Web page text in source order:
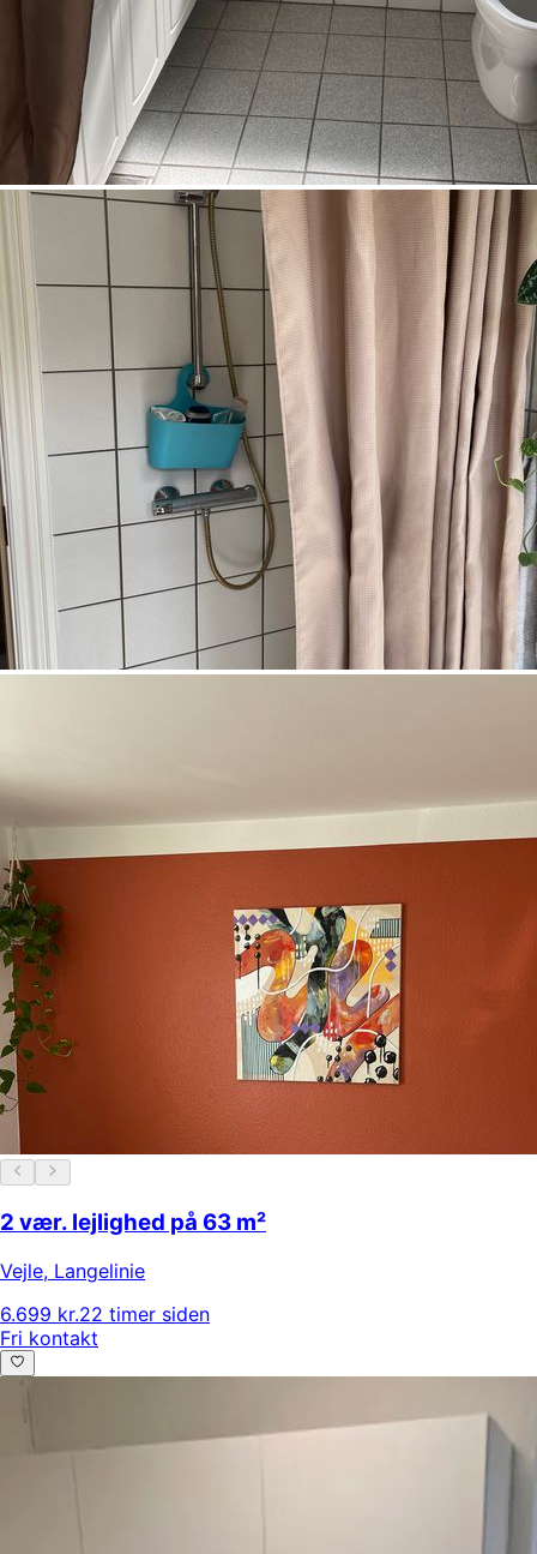
2 vær. lejlighed på 63 m²
Vejle, Langelinie
6.699 kr.22 timer siden
Fri kontakt